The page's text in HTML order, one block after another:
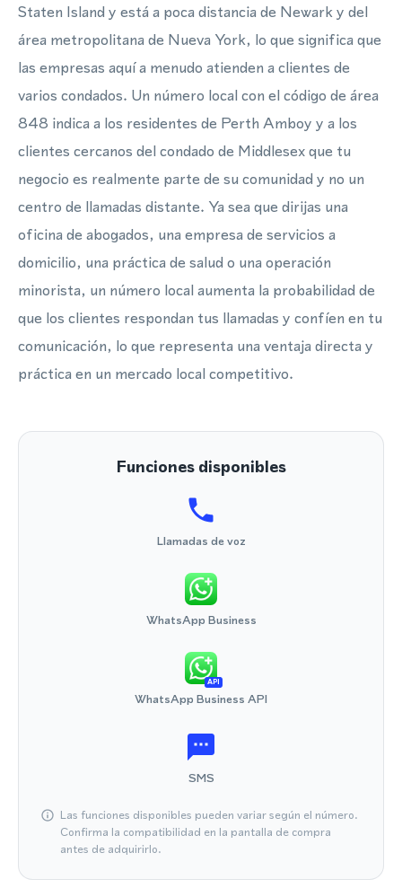
Staten Island y está a poca distancia de Newark y del
área metropolitana de Nueva York, lo que significa que
las empresas aquí a menudo atienden a clientes de
varios condados. Un número local con el código de área
848 indica a los residentes de Perth Amboy y a los
clientes cercanos del condado de Middlesex que tu
negocio es realmente parte de su comunidad y no un
centro de llamadas distante. Ya sea que dirijas una
oficina de abogados, una empresa de servicios a
domicilio, una práctica de salud o una operación
minorista, un número local aumenta la probabilidad de
que los clientes respondan tus llamadas y confíen en tu
comunicación, lo que representa una ventaja directa y
práctica en un mercado local competitivo.
Funciones disponibles
Llamadas de voz
WhatsApp Business
API
WhatsApp Business API
SMS
Las funciones disponibles pueden variar según el número.
Confirma la compatibilidad en la pantalla de compra
antes de adquirirlo.